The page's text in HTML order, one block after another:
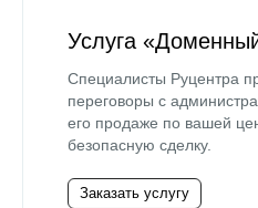
Услуга
Специалисты Руцентра
переговоры с
его продаже по вашей
безопасную сделку.
Заказать услугу